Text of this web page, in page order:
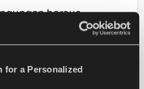
for a Personalized
heraus -
für Ihr 4x4 Fahrzeug